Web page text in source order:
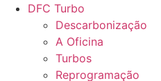
DFC Turbo
Descarbonização
A Oficina
Turbos
Reprogramação